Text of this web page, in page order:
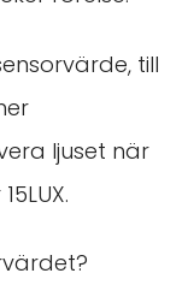
till
ljuset när